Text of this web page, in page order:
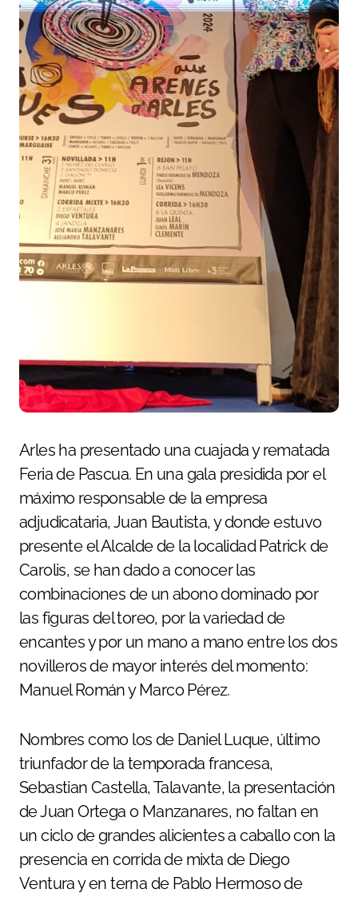
Arles ha presentado una cuajada y rematada
Feria de Pascua. En una gala presidida por el
máximo responsable de la empresa
adjudicataria, Juan Bautista, y donde estuvo
presente el Alcalde de la localidad Patrick de
Carolis, se han dado a conocer las
combinaciones de un abono dominado por
las figuras del toreo, por la variedad de
encantes y por un mano a mano entre los dos
novilleros de mayor interés del momento:
Manuel Román y Marco Pérez.
Nombres como los de Daniel Luque, último
triunfador de la temporada francesa,
Sebastian Castella, Talavante, la presentación
de Juan Ortega o Manzanares, no faltan en
un ciclo de grandes alicientes a caballo con la
presencia en corrida de mixta de Diego
Ventura y en terna de Pablo Hermoso de